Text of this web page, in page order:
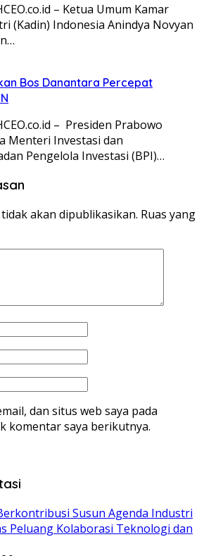
– Ketua Umum Kamar
(Kadin) Indonesia Anindya Novyan
Bos Danantara Percepat
– Presiden Prabowo
Menteri Investasi dan
Pengelola Investasi (BPI)…
akan dipublikasikan. Ruas yang
dan situs web saya pada
komentar saya berikutnya.